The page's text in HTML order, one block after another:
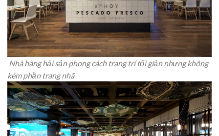
Nhà hàng hải sản phong cách trang trí tối giản nhưng không
kém phần trang nhã